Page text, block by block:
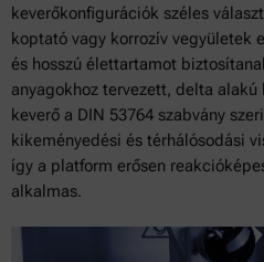
keverőkonfigurációk széles
koptató vagy korrozív vegyületek
és hosszú élettartamot
anyagokhoz tervezett, delta
keverő a DIN 53764 szabvány
kikeményedési és térhálósodási
így a platform erősen
alkalmas.